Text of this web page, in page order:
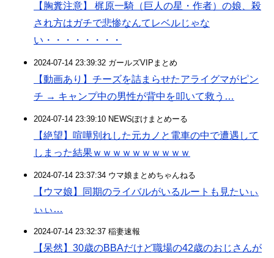
【胸糞注意】 梶原一騎（巨人の星・作者）の娘、殺
され方はガチで悲惨なんてレベルじゃな
い・・・・・・・・
2024-07-14 23:39:32 ガールズVIPまとめ
【動画あり】チーズを詰まらせたアライグマがピン
チ → キャンプ中の男性が背中を叩いて救う…
2024-07-14 23:39:10 NEWSぽけまとめーる
【絶望】喧嘩別れした元カノと電車の中で遭遇して
しまった結果ｗｗｗｗｗｗｗｗｗｗ
2024-07-14 23:37:34 ウマ娘まとめちゃんねる
【ウマ娘】同期のライバルがいるルートも見たいぃ
ぃぃ…
2024-07-14 23:32:37 稲妻速報
【呆然】30歳のBBAだけど職場の42歳のおじさんが